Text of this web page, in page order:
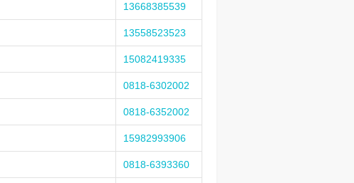
13668385539
13558523523
15082419335
0818-6302002
0818-6352002
15982993906
0818-6393360